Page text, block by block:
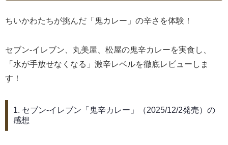
ちいかわたちが挑んだ「鬼カレー」の辛さを体験！
セブン-イレブン、丸美屋、松屋の鬼辛カレーを実食し、
「水が手放せなくなる」激辛レベルを徹底レビューしま
す！
1. セブン-イレブン「鬼辛カレー」（2025/12/2発売）の
感想